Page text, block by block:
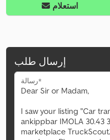
استعلام
إرسال طلب
رسالة*